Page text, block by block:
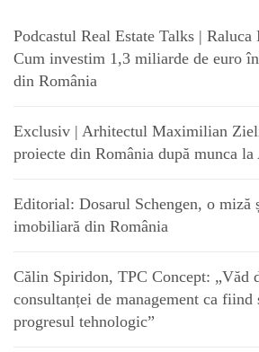
Podcastul Real Estate Talks |
Cum investim 1,3 miliarde de euro
din România
Exclusiv | Arhitectul Maximilian
proiecte din România după munca
Editorial: Dosarul Schengen, o miză
imobiliară din România
Călin Spiridon, TPC Concept: „Văd
consultanței de management ca fiind
progresul tehnologic”